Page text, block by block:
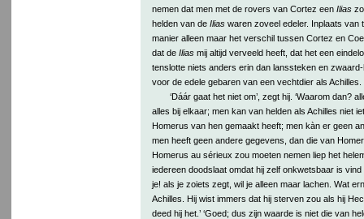
nemen dat men met de rovers van Cortez een Ilias
helden van de Iliaswaren zoveel edeler. Inplaats van
manier alleen maar het verschil tussen Cortez en
dat de Iliasmij altijd verveeld heeft, dat het een
tenslotte niets anders erin dan lanssteken en
voor de edele gebaren van een vechtdier als Achilles.
‘Dáár gaat het niet om’, zegt hij. ‘Waarom dan?
alles bij elkaar; men kan van helden als Achilles niet
Homerus van hen gemaakt heeft; men kàn er geen
men heeft geen andere gegevens, dan die van
Homerus au sérieux zou moeten nemen liep het
iedereen doodslaat omdat hij zelf onkwetsbaar is vind
je! als je zoiets zegt, wil je alleen maar lachen. Wat
Achilles. Hij wist immers dat hij sterven zou als hij
deed hij het.’ ‘Goed; dus zijn waarde is niet die van